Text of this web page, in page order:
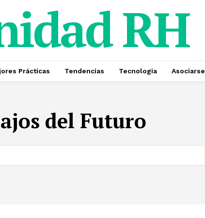
RH
Prácticas Tendencias Tecnologia Asociarse
del Futuro